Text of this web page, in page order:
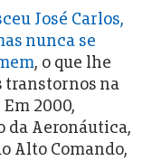
José Carlos,
nunca se
, o que lhe
transtornos na
2000,
da Aeronáutica,
Alto Comando,